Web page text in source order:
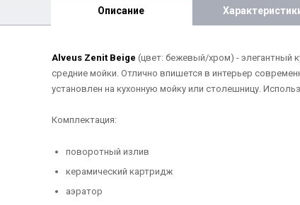
Описание
Alveus Zenit Beige (цвет: бежевый/хром) - элегантный
средние мойки. Отлично впишется в интерьер
установлен на кухонную мойку или столешницу.
Комплектация:
поворотный излив
керамический картридж
аэратор